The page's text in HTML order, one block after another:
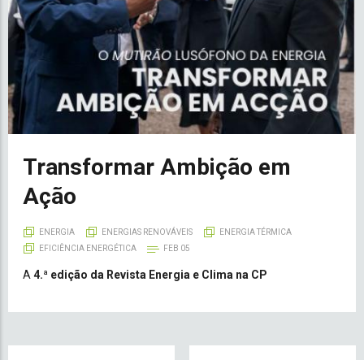
Transformar Ambição em
Ação
ENERGIA ENERGIAS RENOVÁVEIS
ENERGIA TÉRMICA
EFICIÊNCIA ENERGÉTICA
FEB 05
A 4.ª edição da Revista Energia e Clima na CP